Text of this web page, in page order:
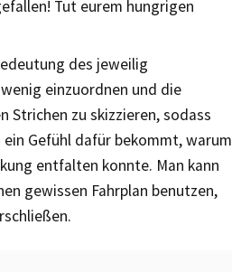
Tut eurem hungrigen
des jeweilig
einzuordnen und die
Strichen zu skizzieren, sodass
Gefühl dafür bekommt, warum
entfalten konnte. Man kann
gewissen Fahrplan benutzen,